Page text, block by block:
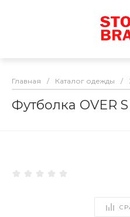
Главная / Каталог одежды /
Футболка OVER